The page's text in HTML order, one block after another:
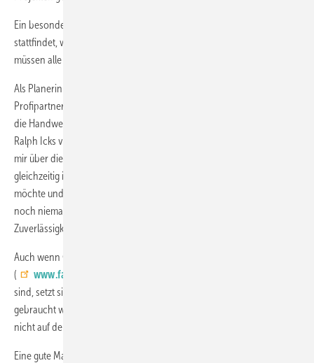
Ein besonderes Projekt kann nur gelingen, wenn ein guter Austausch
stattfindet, wenn alle Partner in die gleiche Richtung schauen; dazu
müssen alle Beteiligten jedoch das Projekt verstehen.
Als Planerin verstehe sie sich ein bisschen als Dirigentin, die mit
Profipartnern zusammenarbeitet und nicht als Oberaufseherin über
die Handwerker. Falkenberg: „Deshalb arbeite ich auch gerne mit
Ralph Icks von Scala Glas aus Düsseldorf zusammen. Da brauche ich
mir über die Qualität bei der Umsetzung keine Gedanken machen,
gleichzeitig ist er in der Lage zu verstehen, was ich als Gestalterin
möchte und scheut sich auch nicht Projekte anzugehen, die bis dato
noch niemand umgesetzt hat. Und ohne das Verständnis und die
Zuverlässigkeit funktioniert es für mich nicht.“
Auch wenn Glas und Transparenz für Heike Falkenberg und ihr Team
(
www.falkenberg.de.com
sind, setzt sie Glas nur dort ein, wo es in ihren Augen auch wirklich
gebraucht wird. Denn Glas funktioniere nicht überall, zum Beispiel
nicht auf dem Fußboden.
Eine gute Materialkombination sei beispielsweise Glas und Holz. Gut